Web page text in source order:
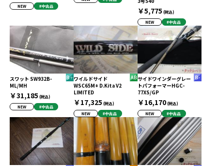
NEW
#中古品 ￥5,775 (税込)
NEW
#中古品
スワット SW932B-
ML/MH
￥31,185 (税込)
NEW
#中古品
ワイルドサイド
WSC65M+ D.Kita V2
LIMITED
￥17,325 (税込)
NEW
#中古品
サイドワインダーグレー
トパフォーマーHGC-
77XS/GP
￥16,170(税込)
NEW
#中古品